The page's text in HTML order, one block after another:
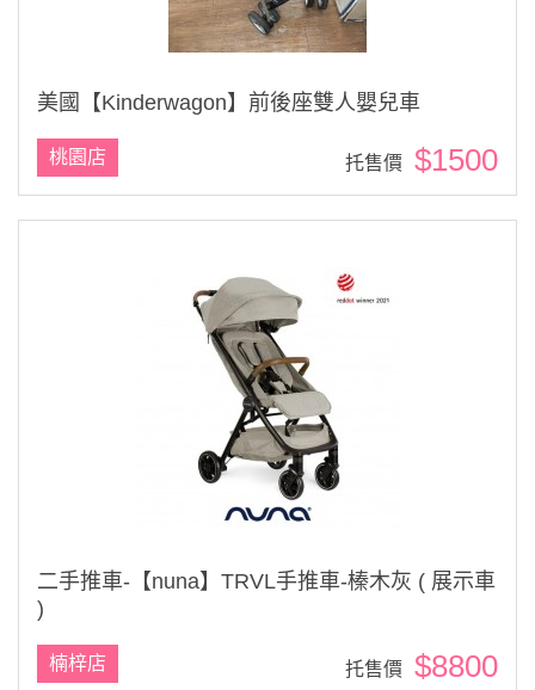
美國【Kinderwagon】前後座雙人嬰兒車
$1500
托售價
桃園店
二手推車-【nuna】TRVL手推車-榛木灰 ( 展示車
)
$8800
托售價
楠梓店